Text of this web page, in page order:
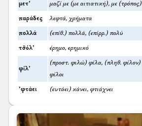
μετ’ μαζί με (με αιτιατική), με (τρόπος)
παράδες λεφτά, χρήματα
πολλά (επίθ.) πολλά, (επίρρ.) πολύ
τσ̌όλ’ έρημο, ερημικό
φίλ’
(προστ. φιλώ) φίλα, (πληθ. φίλον)
φίλοι
’φτάει (ευτάει) κάνει, φτιάχνει